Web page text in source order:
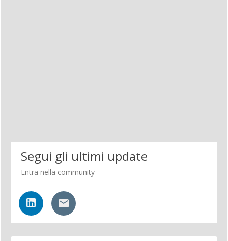
Segui gli ultimi update
Entra nella community